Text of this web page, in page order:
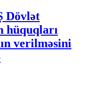
Dövlət
hüquqları
verilməsini